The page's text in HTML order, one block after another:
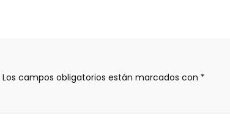
Los campos obligatorios están marcados con *